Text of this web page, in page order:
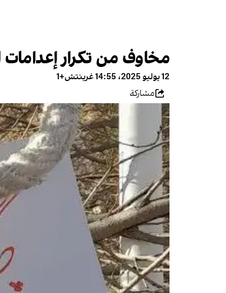
مخاوف من تكرار
12 يوليو 2025، 14:55 غرينتش+1
مشاركة